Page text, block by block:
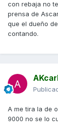
con rebaja no
prensa de
que el dueño
contando.
A me tira la de
9000 no se lo